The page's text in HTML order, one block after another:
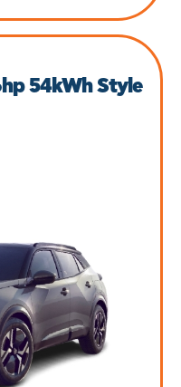
54kWh Style